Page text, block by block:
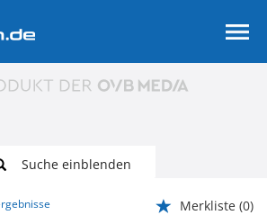
Suche einblenden
Merkliste (0)